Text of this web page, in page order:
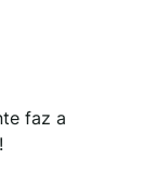
faz a
!